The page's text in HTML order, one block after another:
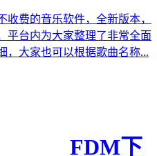
费的音乐软件，全新版本，
平台内为大家整理了非常全面
，大家也可以根据歌曲名称...
FDM下